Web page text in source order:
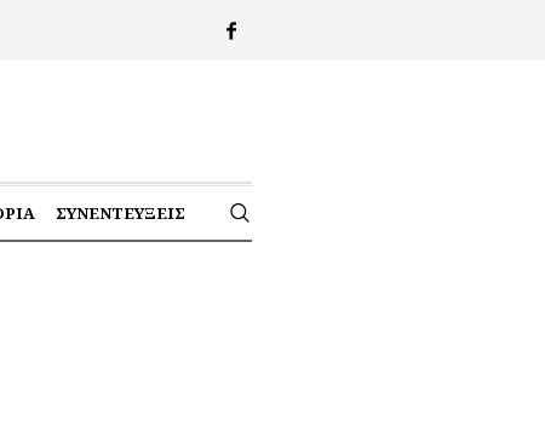
ΣΥΝΕΝΤΕΎΞΕΙΣ